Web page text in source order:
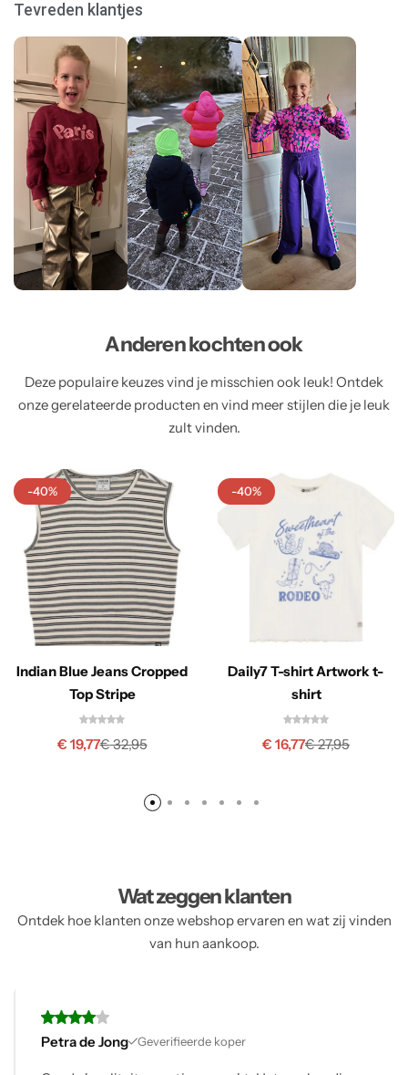
Tevreden klantjes
Anderen kochten ook
Deze populaire keuzes vind je misschien ook leuk! Ontdek
onze gerelateerde producten en vind meer stijlen die je leuk
zult vinden.
-40%
Indian Blue Jeans Cropped
Top Stripe
€32,95
€ 19,77
-40%
Daily7 T-shirt Artwork t-
shirt
€27,95
€ 16,77
Wat zeggen klanten
Ontdek hoe klanten onze webshop ervaren en wat zij vinden
van hun aankoop.
Karin Geverifieerde koper